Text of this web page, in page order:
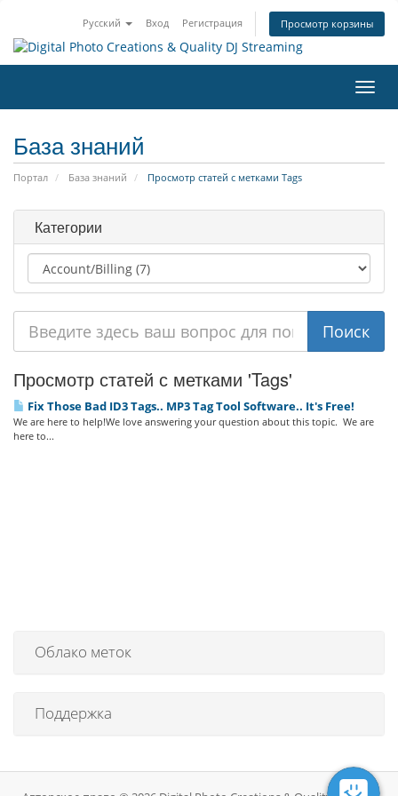
Русский Вход Регистрация Просмотр корзины
База знаний
Портал База знаний Просмотр статей с метками Tags
Категории
Просмотр статей с метками 'Tags'
Fix Those Bad ID3 Tags.. MP3 Tag Tool Software.. It's Free!
We are here to help!We love answering your question about this topic. We are
here to...
Облако меток
Поддержка